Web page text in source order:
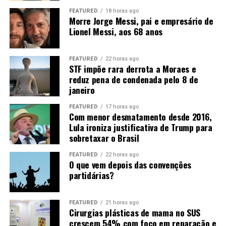
mês de agosto, não se descarta novas baixas em Chicago.
Diante disso, o que favorecerá o mercado será a
manutenção das compras chinesas, o que ainda não é
uma certeza, apesar dos sinais positivos dos últimos
dias.
Fonte:Informativo CEEMA UNIJUÍ, do prof. Dr.
Argemiro Luís Brum¹
1–Professor Titular do PPGDR da UNIJUÍ, doutor em
Economia Internacional pela EHESS de Paris-França,
coordenador, pesquisador e analista de mercado da
CEEMA (FIDENE/UNIJUÍ).
FEATURED 18 horas ago
Morre Jorge Messi, pai e empresário de
Lionel Messi, aos 68 anos
FEATURED 22 horas ago
STF impõe rara derrota a Moraes e
reduz pena de condenada pelo 8 de
janeiro
FEATURED 17 horas ago
Com menor desmatamento desde 2016,
Lula ironiza justificativa de Trump para
sobretaxar o Brasil
FEATURED 22 horas ago
O que vem depois das convenções
partidárias?
FEATURED 21 horas ago
Cirurgias plásticas de mama no SUS
crescem 54% com foco em reparação e